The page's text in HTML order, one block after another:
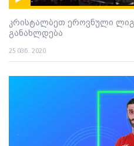
კრისტალბეთ ეროვნული
განახლდება
25 ივნ. 2020